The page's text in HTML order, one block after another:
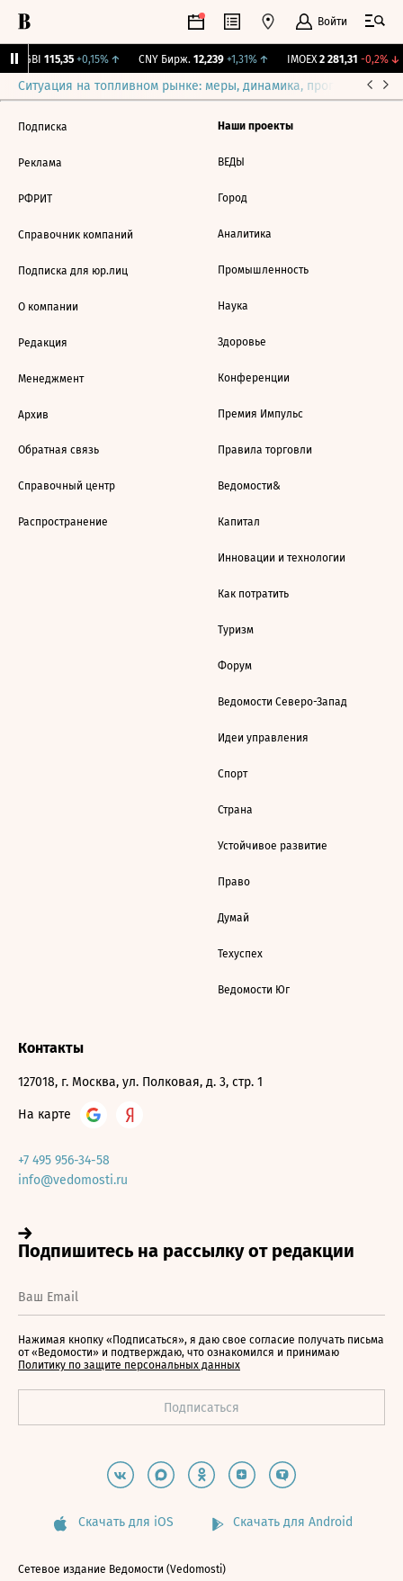
Войти
RGBI 115,35 +0,15%↑ CNY Бирж. 12,239 +1,31%↑ IMOEX 2 281,31 -0,2%↓
Ситуация на топливном рынке: меры, динамика, прогнозы
Подписка
Реклама
РФРИТ
Справочник компаний
Подписка для юр.лиц
О компании
Редакция
Менеджмент
Архив
Обратная связь
Справочный центр
Распространение
Наши проекты
ВЕДЫ
Город
Аналитика
Промышленность
Наука
Здоровье
Конференции
Премия Импульс
Правила торговли
Ведомости&
Капитал
Инновации и технологии
Как потратить
Туризм
Форум
Ведомости Северо-Запад
Идеи управления
Спорт
Страна
Устойчивое развитие
Право
Думай
Техуспех
Ведомости Юг
Контакты
127018, г. Москва, ул. Полковая, д. 3, стр. 1
На карте
+7 495 956-34-58
info@vedomosti.ru
Нажимая кнопку «Подписаться», я даю свое согласие получать письма
от «Ведомости» и подтверждаю, что ознакомился и принимаю
Политику по защите персональных данных
Скачать для iOS Скачать для Android
Сетевое издание Ведомости (Vedomosti)